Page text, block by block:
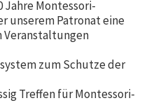
Jahre Montessori-
unserem Patronat eine
Veranstaltungen
zum Schutze der
Treffen für Montessori-